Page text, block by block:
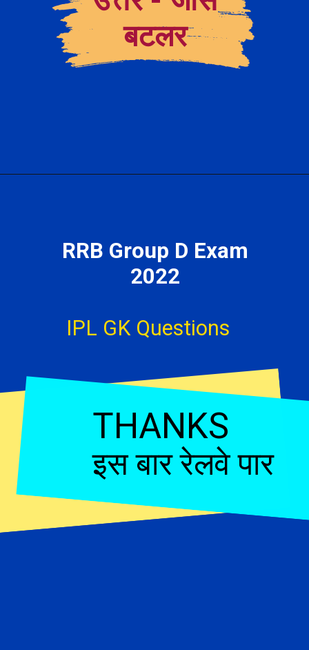
बटलर
RRB Group D Exam
2022
IPL GK Questions
इस बार रेलवे पार
THANKS